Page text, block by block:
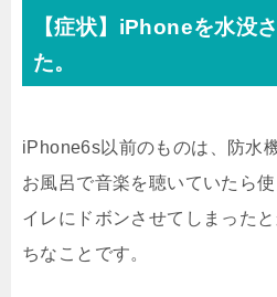
【症状】iPhoneを水没
た。
iPhone6s以前のものは、防水
お風呂で音楽を聴いていたら
イレにドボンさせてしまった
ちなことです。